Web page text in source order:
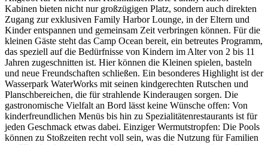
Kabinen bieten nicht nur großzügigen Platz, sondern auch direkten
Zugang zur exklusiven Family Harbor Lounge, in der Eltern und
Kinder entspannen und gemeinsam Zeit verbringen können. Für die
kleinen Gäste steht das Camp Ocean bereit, ein betreutes Programm,
das speziell auf die Bedürfnisse von Kindern im Alter von 2 bis 11
Jahren zugeschnitten ist. Hier können die Kleinen spielen, basteln
und neue Freundschaften schließen. Ein besonderes Highlight ist der
Wasserpark WaterWorks mit seinen kindgerechten Rutschen und
Planschbereichen, die für strahlende Kinderaugen sorgen. Die
gastronomische Vielfalt an Bord lässt keine Wünsche offen: Von
kinderfreundlichen Menüs bis hin zu Spezialitätenrestaurants ist für
jeden Geschmack etwas dabei. Einziger Wermutstropfen: Die Pools
können zu Stoßzeiten recht voll sein, was die Nutzung für Familien